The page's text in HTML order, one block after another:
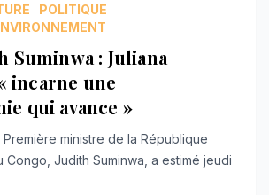
POLITIQUE
incarne une
qui avance »
Première ministre de la République
Congo, Judith Suminwa, a estimé jeudi